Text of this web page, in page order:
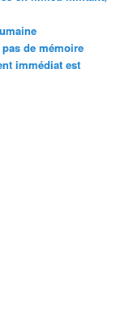
de mémoire
immédiat est